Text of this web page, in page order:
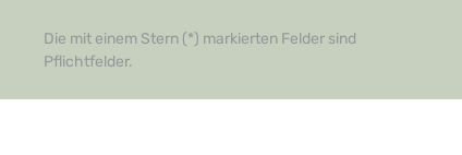
Die mit einem Stern (*) markierten Felder sind
Pflichtfelder.